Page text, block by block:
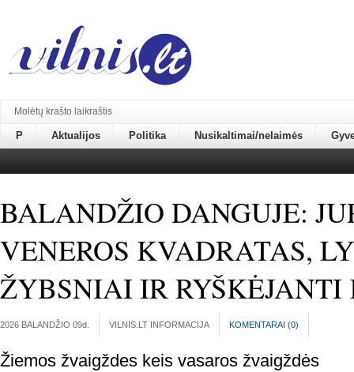
Molėtų krašto laikraštis
P Aktualijos Politika Nusikaltimai/nelaimės
BALANDŽIO DANGUJE:
VENEROS KVADRATAS,
ŽYBSNIAI IR RYŠKĖJANTI
2026 BALANDŽIO 09d. VILNIS.LT INFORMACIJA KOMENTARAI (0)
Žiemos žvaigždes keis vasaros žvaigždės